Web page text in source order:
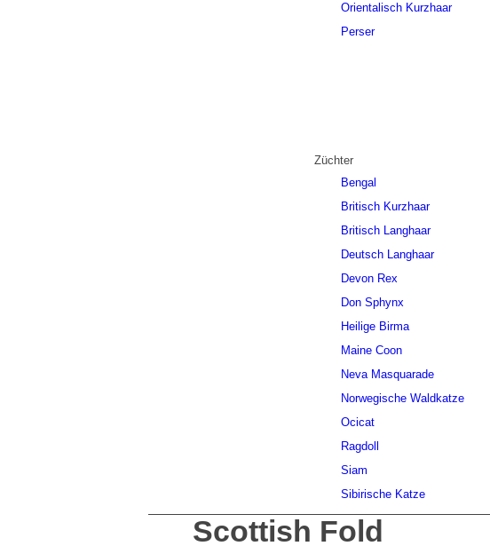
Orientalisch Kurzhaar
Perser
Züchter
Bengal
Britisch Kurzhaar
Britisch Langhaar
Deutsch Langhaar
Devon Rex
Don Sphynx
Heilige Birma
Maine Coon
Neva Masquarade
Norwegische Waldkatze
Ocicat
Ragdoll
Siam
Sibirische Katze
Scottish Fold